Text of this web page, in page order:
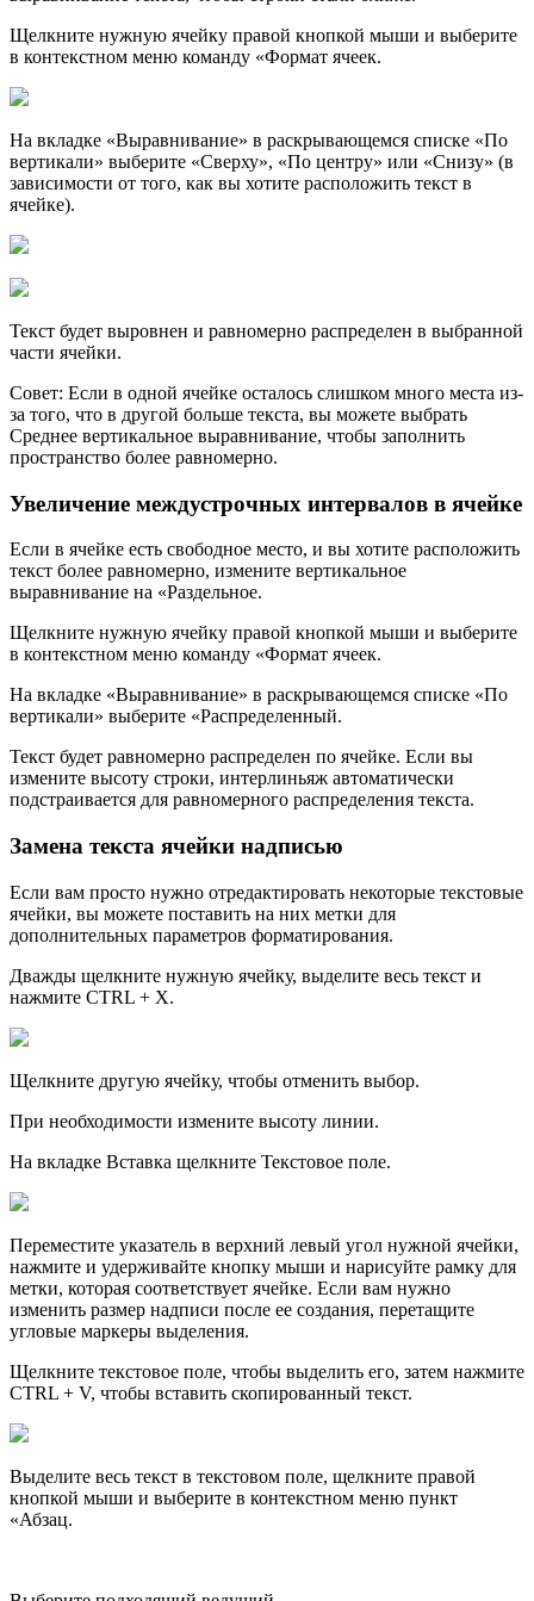
Щелкните нужную ячейку правой кнопкой мыши и выберите
в контекстном меню команду «Формат ячеек.
На вкладке «Выравнивание» в раскрывающемся списке «По
вертикали» выберите «Сверху», «По центру» или «Снизу» (в
зависимости от того, как вы хотите расположить текст в
ячейке).
Текст будет выровнен и равномерно распределен в выбранной
части ячейки.
Совет: Если в одной ячейке осталось слишком много места из-
за того, что в другой больше текста, вы можете выбрать
Среднее вертикальное выравнивание, чтобы заполнить
пространство более равномерно.
Увеличение междустрочных интервалов в ячейке
Если в ячейке есть свободное место, и вы хотите расположить
текст более равномерно, измените вертикальное
выравнивание на «Раздельное.
Щелкните нужную ячейку правой кнопкой мыши и выберите
в контекстном меню команду «Формат ячеек.
На вкладке «Выравнивание» в раскрывающемся списке «По
вертикали» выберите «Распределенный.
Текст будет равномерно распределен по ячейке. Если вы
измените высоту строки, интерлиньяж автоматически
подстраивается для равномерного распределения текста.
Замена текста ячейки надписью
Если вам просто нужно отредактировать некоторые текстовые
ячейки, вы можете поставить на них метки для
дополнительных параметров форматирования.
Дважды щелкните нужную ячейку, выделите весь текст и
нажмите CTRL + X.
Щелкните другую ячейку, чтобы отменить выбор.
При необходимости измените высоту линии.
На вкладке Вставка щелкните Текстовое поле.
Переместите указатель в верхний левый угол нужной ячейки,
нажмите и удерживайте кнопку мыши и нарисуйте рамку для
метки, которая соответствует ячейке. Если вам нужно
изменить размер надписи после ее создания, перетащите
угловые маркеры выделения.
Щелкните текстовое поле, чтобы выделить его, затем нажмите
CTRL + V, чтобы вставить скопированный текст.
Выделите весь текст в текстовом поле, щелкните правой
кнопкой мыши и выберите в контекстном меню пункт
«Абзац.